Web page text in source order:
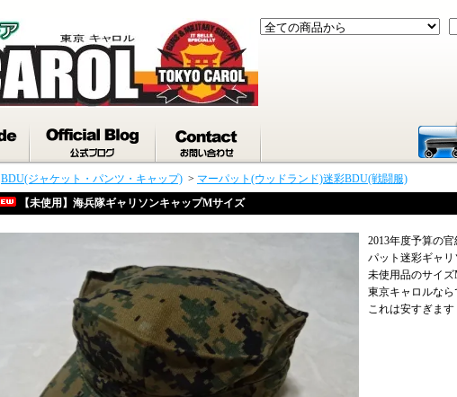
BDU(ジャケット・パンツ・キャップ) > マーパット(ウッドランド)迷彩BDU(戦闘服)
【未使用】海兵隊ギャリソンキャップMサイズ
2013年度予算の
パット迷彩ギャ
未使用品のサイズ
東京キャロルなら
これは安すぎます